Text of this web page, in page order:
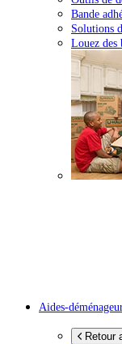
Bande
Solutions
Louez des
Aides-
Retour